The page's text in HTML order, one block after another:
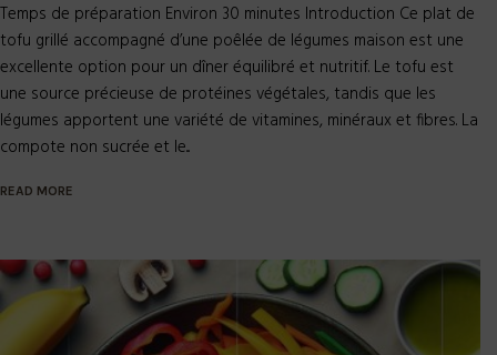
Temps de préparation Environ 30 minutes Introduction Ce plat de
tofu grillé accompagné d’une poêlée de légumes maison est une
excellente option pour un dîner équilibré et nutritif. Le tofu est
une source précieuse de protéines végétales, tandis que les
légumes apportent une variété de vitamines, minéraux et fibres. La
compote non sucrée et le...
READ MORE